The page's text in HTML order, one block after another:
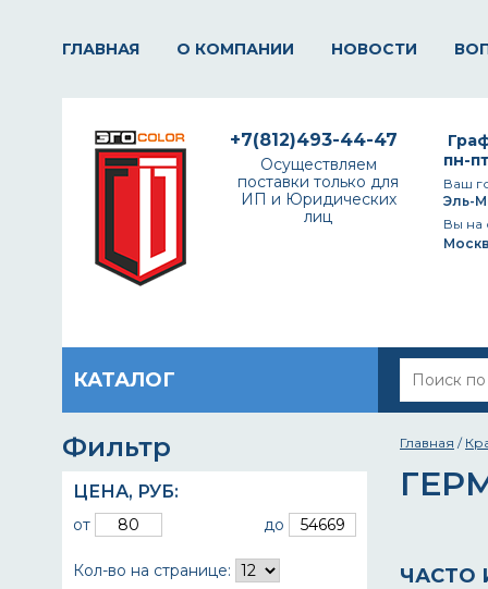
ГЛАВНАЯ О КОМПАНИИ НОВОСТИ
пн-
Ваш
Эль-
Вы на
+7(812)493-44-47
Осуществляем
поставки только для
ИП и Юридических
лиц
КАТАЛОГ
Фильтр
ЦЕНА, РУБ:
от до
Кол-во на странице:
Главная /
ЧАСТО